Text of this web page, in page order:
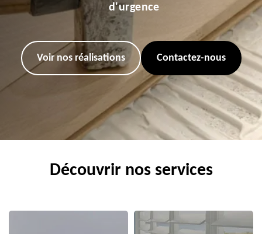
d'urgence
Voir nos réalisations Contactez-nous
Découvrir nos services